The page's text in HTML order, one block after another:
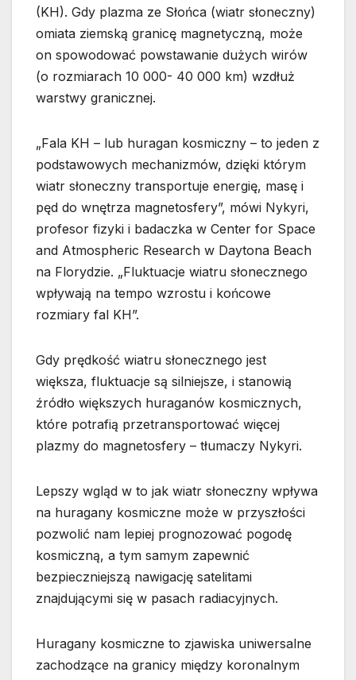
(KH). Gdy plazma ze Słońca (wiatr słoneczny)
omiata ziemską granicę magnetyczną, może
on spowodować powstawanie dużych wirów
(o rozmiarach 10 000- 40 000 km) wzdłuż
warstwy granicznej.
„Fala KH – lub huragan kosmiczny – to jeden z
podstawowych mechanizmów, dzięki którym
wiatr słoneczny transportuje energię, masę i
pęd do wnętrza magnetosfery”, mówi Nykyri,
profesor fizyki i badaczka w Center for Space
and Atmospheric Research w Daytona Beach
na Florydzie. „Fluktuacje wiatru słonecznego
wpływają na tempo wzrostu i końcowe
rozmiary fal KH”.
Gdy prędkość wiatru słonecznego jest
większa, fluktuacje są silniejsze, i stanowią
źródło większych huraganów kosmicznych,
które potrafią przetransportować więcej
plazmy do magnetosfery – tłumaczy Nykyri.
Lepszy wgląd w to jak wiatr słoneczny wpływa
na huragany kosmiczne może w przyszłości
pozwolić nam lepiej prognozować pogodę
kosmiczną, a tym samym zapewnić
bezpieczniejszą nawigację satelitami
znajdującymi się w pasach radiacyjnych.
Huragany kosmiczne to zjawiska uniwersalne
zachodzące na granicy między koronalnym